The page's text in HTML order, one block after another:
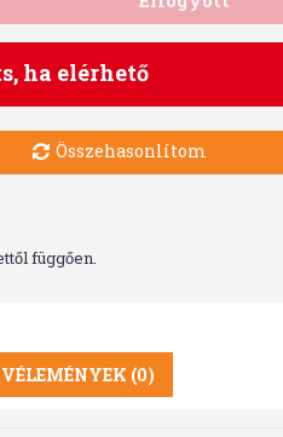
ha elérhető
Összehasonlítom
függően.
VÉLEMÉNYEK (0)